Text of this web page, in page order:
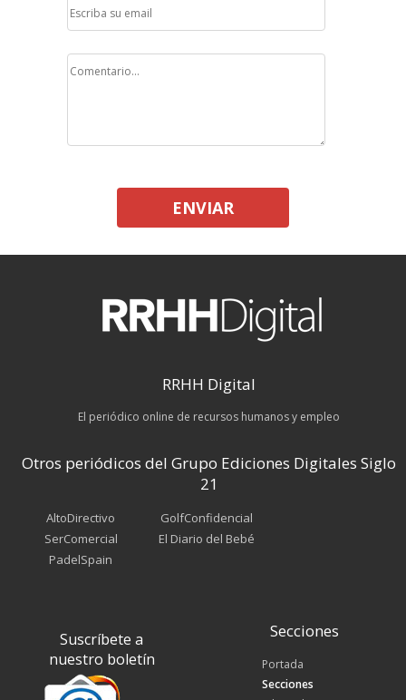
ENVIAR
RRHH Digital
El periódico online de recursos humanos y empleo
Otros periódicos del Grupo Ediciones Digitales Siglo
21
AltoDirectivo
SerComercial
PadelSpain
GolfConfidencial
El Diario del Bebé
Suscríbete a
nuestro boletín
Secciones
Portada
Secciones